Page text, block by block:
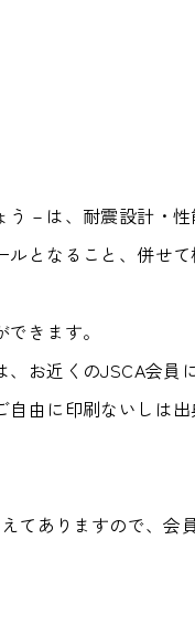
－は、耐震設計・
となること、併せ
きます。
お近くのJSCA会員
由に印刷ないしは
てありますので、会